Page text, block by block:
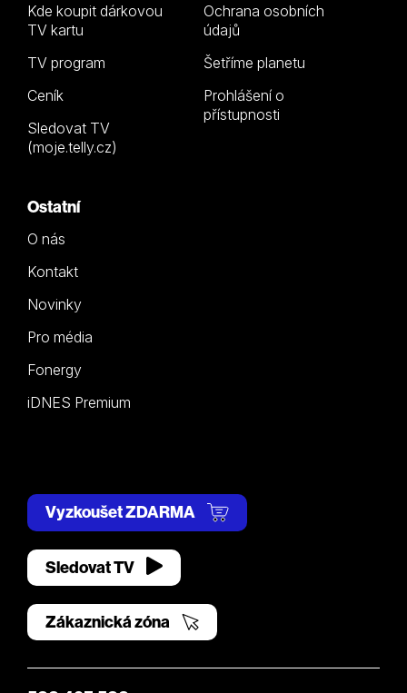
Kde koupit dárkovou
TV kartu
TV program
Ceník
Sledovat TV
(moje.telly.cz)
Ochrana osobních
údajů
Šetříme planetu
Prohlášení o
přístupnosti
Ostatní
O nás
Kontakt
Novinky
Pro média
Fonergy
iDNES Premium
Vyzkoušet ZDARMA
Sledovat TV
Zákaznická zóna